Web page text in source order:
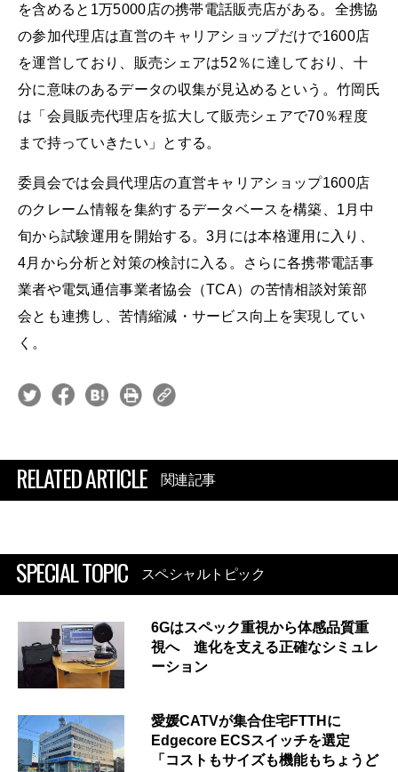
を含めると1万5000店の携帯電話販売店がある。全携協
の参加代理店は直営のキャリアショップだけで1600店
を運営しており、販売シェアは52％に達しており、十
分に意味のあるデータの収集が見込めるという。竹岡氏
は「会員販売代理店を拡大して販売シェアで70％程度
まで持っていきたい」とする。
委員会では会員代理店の直営キャリアショップ1600店
のクレーム情報を集約するデータベースを構築、1月中
旬から試験運用を開始する。3月には本格運用に入り、
4月から分析と対策の検討に入る。さらに各携帯電話事
業者や電気通信事業者協会（TCA）の苦情相談対策部
会とも連携し、苦情縮減・サービス向上を実現してい
く。
RELATED ARTICLE 関連記事
SPECIAL TOPIC スペシャルトピック
6Gはスペック重視から体感品質重
視へ 進化を支える正確なシミュレ
ーション
愛媛CATVが集合住宅FTTHに
Edgecore ECSスイッチを選定
「コストもサイズも機能もちょうど